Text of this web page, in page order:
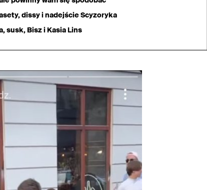
dissy i nadejście Scyzoryka
susk, Bisz i Kasia Lins